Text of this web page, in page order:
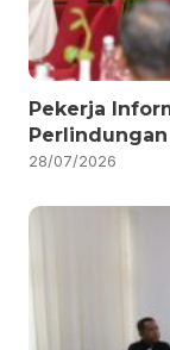
Pekerja
Perlindungan
28/07/2026